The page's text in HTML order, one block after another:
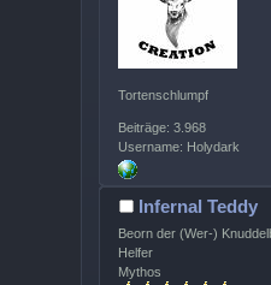
Tortenschlumpf
Beiträge: 3.968
Username: Holydark
Infernal Teddy
Beorn der (Wer-)
Helfer
Mythos